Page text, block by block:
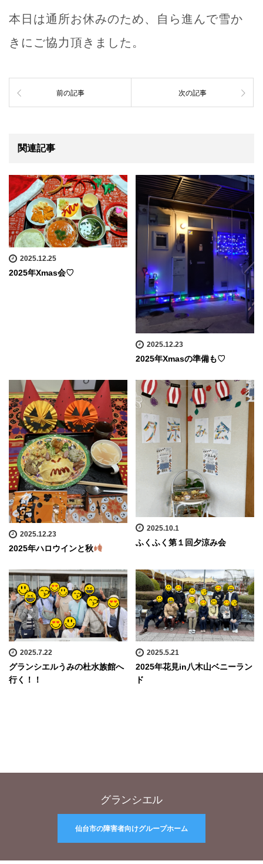
本日は通所お休みのため、自ら進んで雪か
きにご協力頂きました。
前の記事 次の記事
関連記事
2025.12.25
2025年Xmas会♡
2025.12.23
2025年Xmasの準備も♡
2025.12.23
2025年ハロウインと秋
2025.10.1
ふくふく第１回夕涼み会
2025.7.22
グランシエルうみの杜水族館へ
行く！！
2025.5.21
2025年花見in八木山ベニーラン
ド
グランシエル
仙台市の障害者向けグループホーム